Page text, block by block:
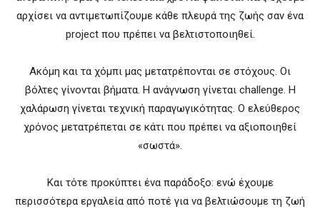
αρχίσει να αντιμετωπίζουμε κάθε πλευρά της ζωής σαν ένα
project που πρέπει να βελτιστοποιηθεί.
Ακόμη και τα χόμπι μας μετατρέπονται σε στόχους. Οι
βόλτες γίνονται βήματα. Η ανάγνωση γίνεται challenge. Η
χαλάρωση γίνεται τεχνική παραγωγικότητας. Ο ελεύθερος
χρόνος μετατρέπεται σε κάτι που πρέπει να αξιοποιηθεί
«σωστά».
Και τότε προκύπτει ένα παράδοξο: ενώ έχουμε
περισσότερα εργαλεία από ποτέ για να βελτιώσουμε τη ζωή